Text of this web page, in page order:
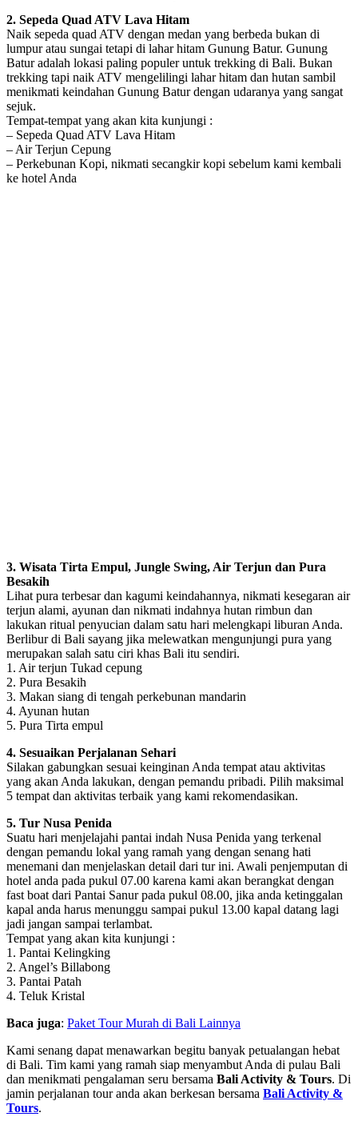
2. Sepeda Quad ATV Lava Hitam
Naik sepeda quad ATV dengan medan yang berbeda bukan di
lumpur atau sungai tetapi di lahar hitam Gunung Batur. Gunung
Batur adalah lokasi paling populer untuk trekking di Bali. Bukan
trekking tapi naik ATV mengelilingi lahar hitam dan hutan sambil
menikmati keindahan Gunung Batur dengan udaranya yang sangat
sejuk.
Tempat-tempat yang akan kita kunjungi :
– Sepeda Quad ATV Lava Hitam
– Air Terjun Cepung
– Perkebunan Kopi, nikmati secangkir kopi sebelum kami kembali
ke hotel Anda
3. Wisata Tirta Empul, Jungle Swing, Air Terjun dan Pura
Besakih
Lihat pura terbesar dan kagumi keindahannya, nikmati kesegaran air
terjun alami, ayunan dan nikmati indahnya hutan rimbun dan
lakukan ritual penyucian dalam satu hari melengkapi liburan Anda.
Berlibur di Bali sayang jika melewatkan mengunjungi pura yang
merupakan salah satu ciri khas Bali itu sendiri.
1. Air terjun Tukad cepung
2. Pura Besakih
3. Makan siang di tengah perkebunan mandarin
4. Ayunan hutan
5. Pura Tirta empul
4. Sesuaikan Perjalanan Sehari
Silakan gabungkan sesuai keinginan Anda tempat atau aktivitas
yang akan Anda lakukan, dengan pemandu pribadi. Pilih maksimal
5 tempat dan aktivitas terbaik yang kami rekomendasikan.
5. Tur Nusa Penida
Suatu hari menjelajahi pantai indah Nusa Penida yang terkenal
dengan pemandu lokal yang ramah yang dengan senang hati
menemani dan menjelaskan detail dari tur ini. Awali penjemputan di
hotel anda pada pukul 07.00 karena kami akan berangkat dengan
fast boat dari Pantai Sanur pada pukul 08.00, jika anda ketinggalan
kapal anda harus menunggu sampai pukul 13.00 kapal datang lagi
jadi jangan sampai terlambat.
Tempat yang akan kita kunjungi :
1. Pantai Kelingking
2. Angel’s Billabong
3. Pantai Patah
4. Teluk Kristal
Baca juga: Paket Tour Murah di Bali Lainnya
Kami senang dapat menawarkan begitu banyak petualangan hebat
di Bali. Tim kami yang ramah siap menyambut Anda di pulau Bali
dan menikmati pengalaman seru bersama Bali Activity & Tours. Di
jamin perjalanan tour anda akan berkesan bersama Bali Activity &
Tours.